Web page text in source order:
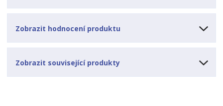
Zobrazit hodnocení produktu
Zobrazit související produkty